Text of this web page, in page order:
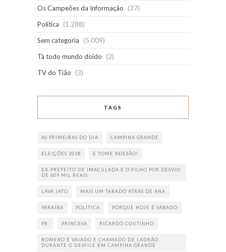
Os Campeões da Informação
(37)
Política
(1.288)
Sem categoria
(5.009)
Tá todo mundo doido
(2)
TV do Tião
(3)
TAGS
AS PRIMEIRAS DO DIA CAMPINA GRANDE
ELEIÇÕES 2018 E TOME ADESÃO!
EX-PREFEITO DE IMACULADA E O FILHO POR DESVIO
DE 609 MIL REAIS
LAVA JATO MAIS UM TARADO ATRÁS DE ANA
PARAÍBA POLÍTICA PORQUE HOJE É SÁBADO
PR. PRINCESA RICARDO COUTINHO
ROMERO É VAIADO E CHAMADO DE LADRÃO
DURANTE O DESFILE EM CAMPINA GRANDE